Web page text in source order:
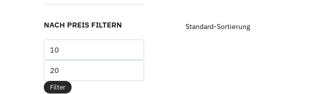
NACH PREIS FILTERN
Mindestpreis
Maximaler
Preis
Filter